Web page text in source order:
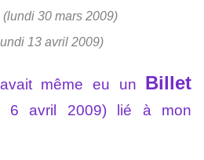
(lundi 30 mars 2009)
13 avril 2009)
même eu un
Billet
6 avril 2009) lié à mon